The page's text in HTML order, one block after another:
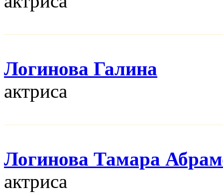
Логинова Галина
актриса
Логинова Тамара
актриса